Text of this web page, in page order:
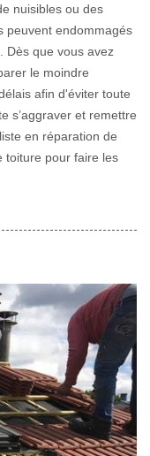
nuisibles ou des
peuvent endommagés
Dès que vous avez
le moindre
afin d'éviter toute
s’aggraver et remettre
en réparation de
toiture pour faire les